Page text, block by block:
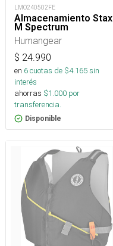
LMO240502FE
Almacenamiento Stax
M Spectrum
Humangear
$ 24.990
en 6cuotas de $4.165sin
interés
ahorras $1.000 por
transferencia.
Disponible